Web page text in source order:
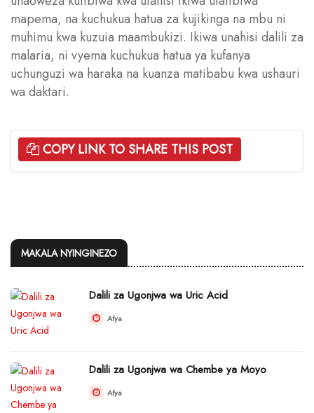
mapema, na kuchukua hatua za kujikinga na mbu ni
muhimu kwa kuzuia maambukizi. Ikiwa unahisi dalili za
malaria, ni vyema kuchukua hatua ya kufanya
uchunguzi wa haraka na kuanza matibabu kwa ushauri
wa daktari.
COPY LINK TO SHARE THIS POST
MAKALA NYINGINEZO
Dalili za Ugonjwa wa Uric Acid
Afya
Dalili za Ugonjwa wa Chembe ya Moyo
Afya